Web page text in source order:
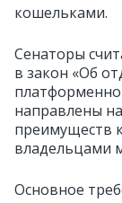
кошельками.
Сенаторы
в закон «Об
направлены
преимуществ
владельцами
Основное